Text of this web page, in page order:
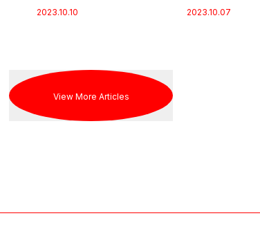
2023.10.10 2023.10.07
View More Articles